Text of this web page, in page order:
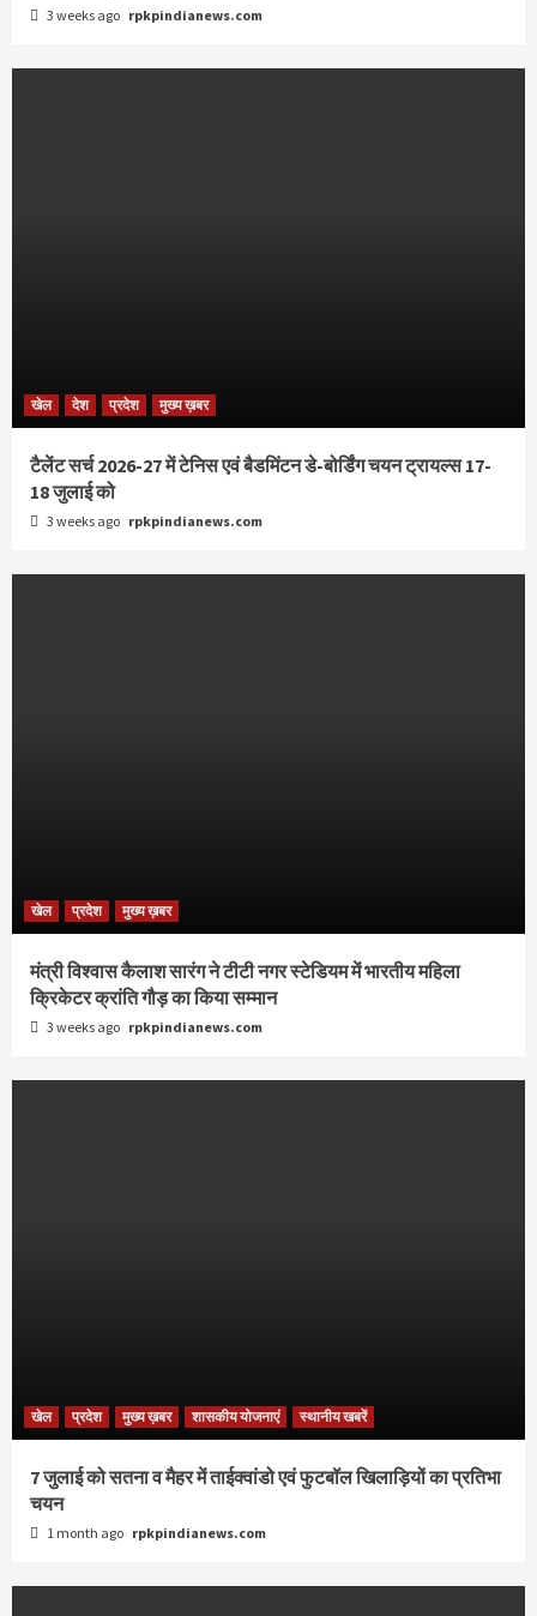
3 weeks ago rpkpindianews.com
खेल देश प्रदेश मुख्य ख़बर
टैलेंट सर्च 2026-27 में टेनिस एवं बैडमिंटन डे-बोर्डिंग चयन ट्रायल्स 17-
18 जुलाई को
3 weeks ago rpkpindianews.com
खेल प्रदेश मुख्य ख़बर
मंत्री विश्वास कैलाश सारंग ने टीटी नगर स्टेडियम में भारतीय महिला
क्रिकेटर क्रांति गौड़ का किया सम्मान
3 weeks ago rpkpindianews.com
खेल प्रदेश मुख्य ख़बर शासकीय योजनाएं स्थानीय खबरें
7 जुलाई को सतना व मैहर में ताईक्वांडो एवं फुटबॉल खिलाड़ियों का प्रतिभा
चयन
1 month ago rpkpindianews.com